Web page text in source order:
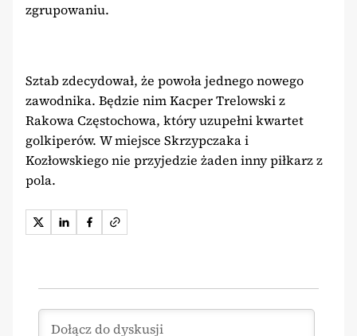
zgrupowaniu.
Sztab zdecydował, że powoła jednego nowego
zawodnika. Będzie nim Kacper Trelowski z
Rakowa Częstochowa, który uzupełni kwartet
golkiperów. W miejsce Skrzypczaka i
Kozłowskiego nie przyjedzie żaden inny piłkarz z
pola.